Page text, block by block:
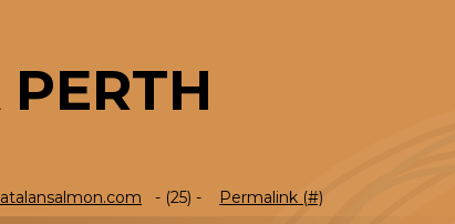
- (25) - Permalink (#)